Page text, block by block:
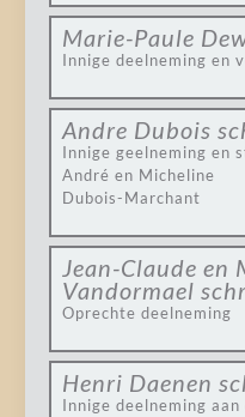
Marie-Paule
Innige deelneming en
Andre Dubois
Innige geelneming en
André en Micheline
Dubois-Marchant
Jean-Claude en
Vandormael
Oprechte deelneming
Henri Daenen
Innige deelneming